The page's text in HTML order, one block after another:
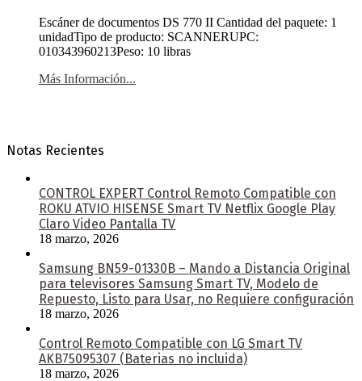
Escáner de documentos DS 770 II Cantidad del paquete: 1
unidadTipo de producto: SCANNERUPC:
010343960213Peso: 10 libras
Más Información...
Notas Recientes
CONTROL EXPERT Control Remoto Compatible con
ROKU ATVIO HISENSE Smart TV Netflix Google Play
Claro Video Pantalla TV
18 marzo, 2026
Samsung BN59-01330B – Mando a Distancia Original
para televisores Samsung Smart TV, Modelo de
Repuesto, Listo para Usar, no Requiere configuración
18 marzo, 2026
Control Remoto Compatible con LG Smart TV
AKB75095307 (Baterias no incluida)
18 marzo, 2026